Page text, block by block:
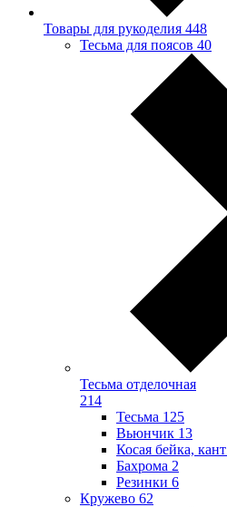
Товары для рукоделия 448
Тесьма для поясов 40
Тесьма отделочная
214
Тесьма 125
Вьюнчик 13
Косая бейка, кант
Бахрома 2
Резинки 6
Кружево 62